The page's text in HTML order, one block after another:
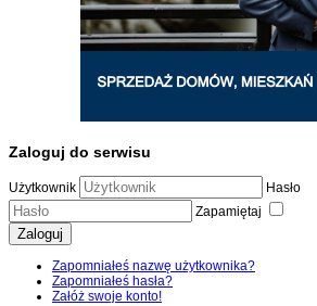
Zaloguj do serwisu
Użytkownik
Hasło
Zapamiętaj
Zaloguj
Zapomniałeś nazwę użytkownika?
Zapomniałeś hasła?
Załóż swoje konto!